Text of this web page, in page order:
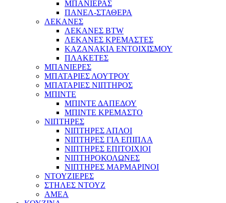
ΜΠΑΝΙΕΡΑΣ
ΠΑΝΕΛ-ΣΤΑΘΕΡΑ
ΛΕΚΑΝΕΣ
ΛΕΚΑΝΕΣ BTW
ΛΕΚΑΝΕΣ ΚΡΕΜΑΣΤΕΣ
ΚΑΖΑΝΑΚΙΑ ΕΝΤΟΙΧΙΣΜΟΥ
ΠΛΑΚΕΤΕΣ
ΜΠΑΝΙΕΡΕΣ
ΜΠΑΤΑΡΙΕΣ ΛΟΥΤΡΟΥ
ΜΠΑΤΑΡΙΕΣ ΝΙΠΤΗΡΟΣ
ΜΠΙΝΤΕ
ΜΠΙΝΤΕ ΔΑΠΕΔΟΥ
ΜΠΙΝΤΕ ΚΡΕΜΑΣΤΟ
ΝΙΠΤΗΡΕΣ
ΝΙΠΤΗΡΕΣ ΑΠΛΟΙ
ΝΙΠΤΗΡΕΣ ΓΙΑ ΕΠΙΠΛΑ
ΝΙΠΤΗΡΕΣ ΕΠΙΤΟΙΧΙΟΙ
ΝΙΠΤΗΡΟΚΟΛΩΝΕΣ
ΝΙΠΤΗΡΕΣ ΜΑΡΜΑΡΙΝΟΙ
ΝΤΟΥΖΙΕΡΕΣ
ΣΤΗΛΕΣ ΝΤΟΥΖ
ΑΜΕΑ